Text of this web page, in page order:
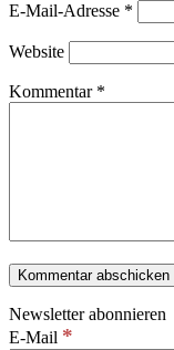
E-Mail-Adresse *
Website
Kommentar *
Newsletter abonnieren
E-Mail *